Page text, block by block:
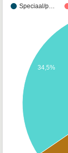
Speciaal/p…
34,5%